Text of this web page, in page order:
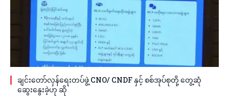
ချင်းတော်လှန်ရေးတပ်ဖွဲ့ CNO/ CNDF နှင့် စစ်အုပ်စုတို့ တွေ့ဆုံ
ဆွေးနွေးခဲ့ဟု ဆို